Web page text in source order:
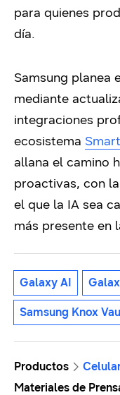
para quienes
día.
Samsung planea
mediante
integraciones
ecosistema
allana el camino
proactivas, con
el que la IA sea
más presente en
Galaxy AI
Samsung Knox
Productos
Materiales de